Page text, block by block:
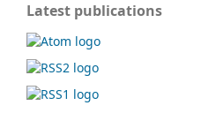
Latest publications